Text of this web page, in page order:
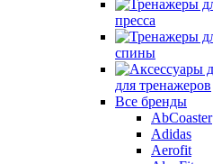
пресса
спины
для тренажеров
Все бренды
AbCoaster
Adidas
Aerofit